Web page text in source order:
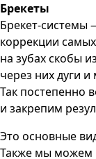
Брекеты
Брекет-системы
коррекции
на зубах скобы
через них дуги
Так постепенно
и закрепим
Это основные
Также мы можем